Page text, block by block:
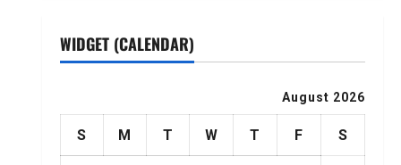
WIDGET (CALENDAR)
August 2026
S M T W T F S